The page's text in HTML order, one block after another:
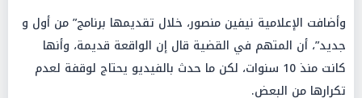
وأضافت الإعلامية نيفين منصور، خلال تقديمها برنامج” من أول و
جديد”، أن المتهم في القضية قال إن الواقعة قديمة، وأنها
كانت منذ 10 سنوات، لكن ما حدث بالفيديو يحتاج لوقفة لعدم
تكرارها من البعض.